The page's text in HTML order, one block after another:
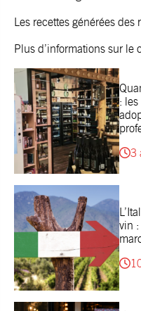
Les recettes générées des
Plus d’informations sur le
:
3
vin